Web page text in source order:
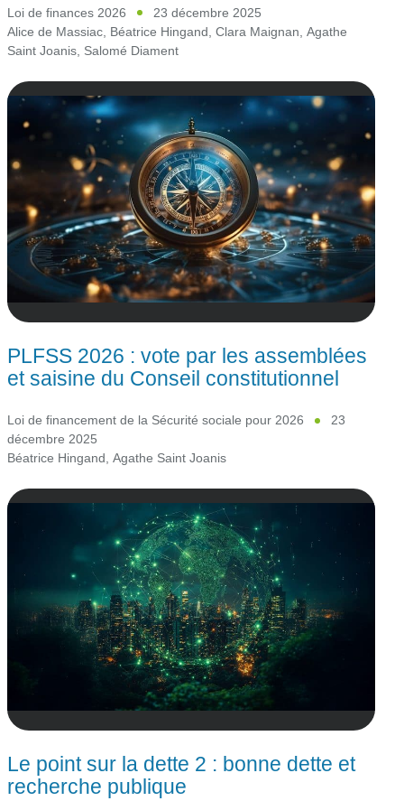
Loi de finances 2026
23 décembre 2025
Alice de Massiac Béatrice Hingand Clara Maignan Agathe
Saint Joanis Salomé Diament
PLFSS 2026 : vote par les assemblées
et saisine du Conseil constitutionnel
Loi de financement de la Sécurité sociale pour 2026
23
décembre 2025
Béatrice Hingand, Agathe Saint Joanis
Le point sur la dette 2 : bonne dette et
recherche publique